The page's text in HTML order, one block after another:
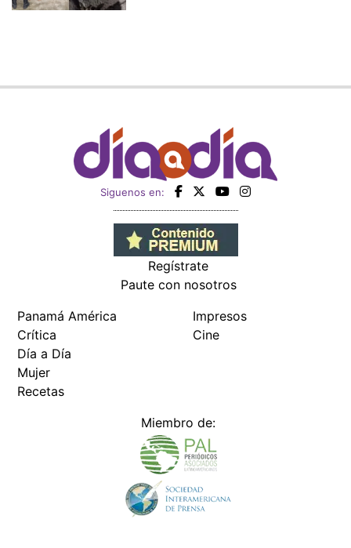
Siguenos en:
Regístrate
Paute con nosotros
Panamá América
Crítica
Día a Día
Mujer
Recetas
Impresos
Cine
Miembro de: